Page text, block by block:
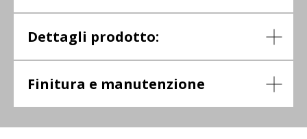
Dettagli prodotto:
Finitura e manutenzione